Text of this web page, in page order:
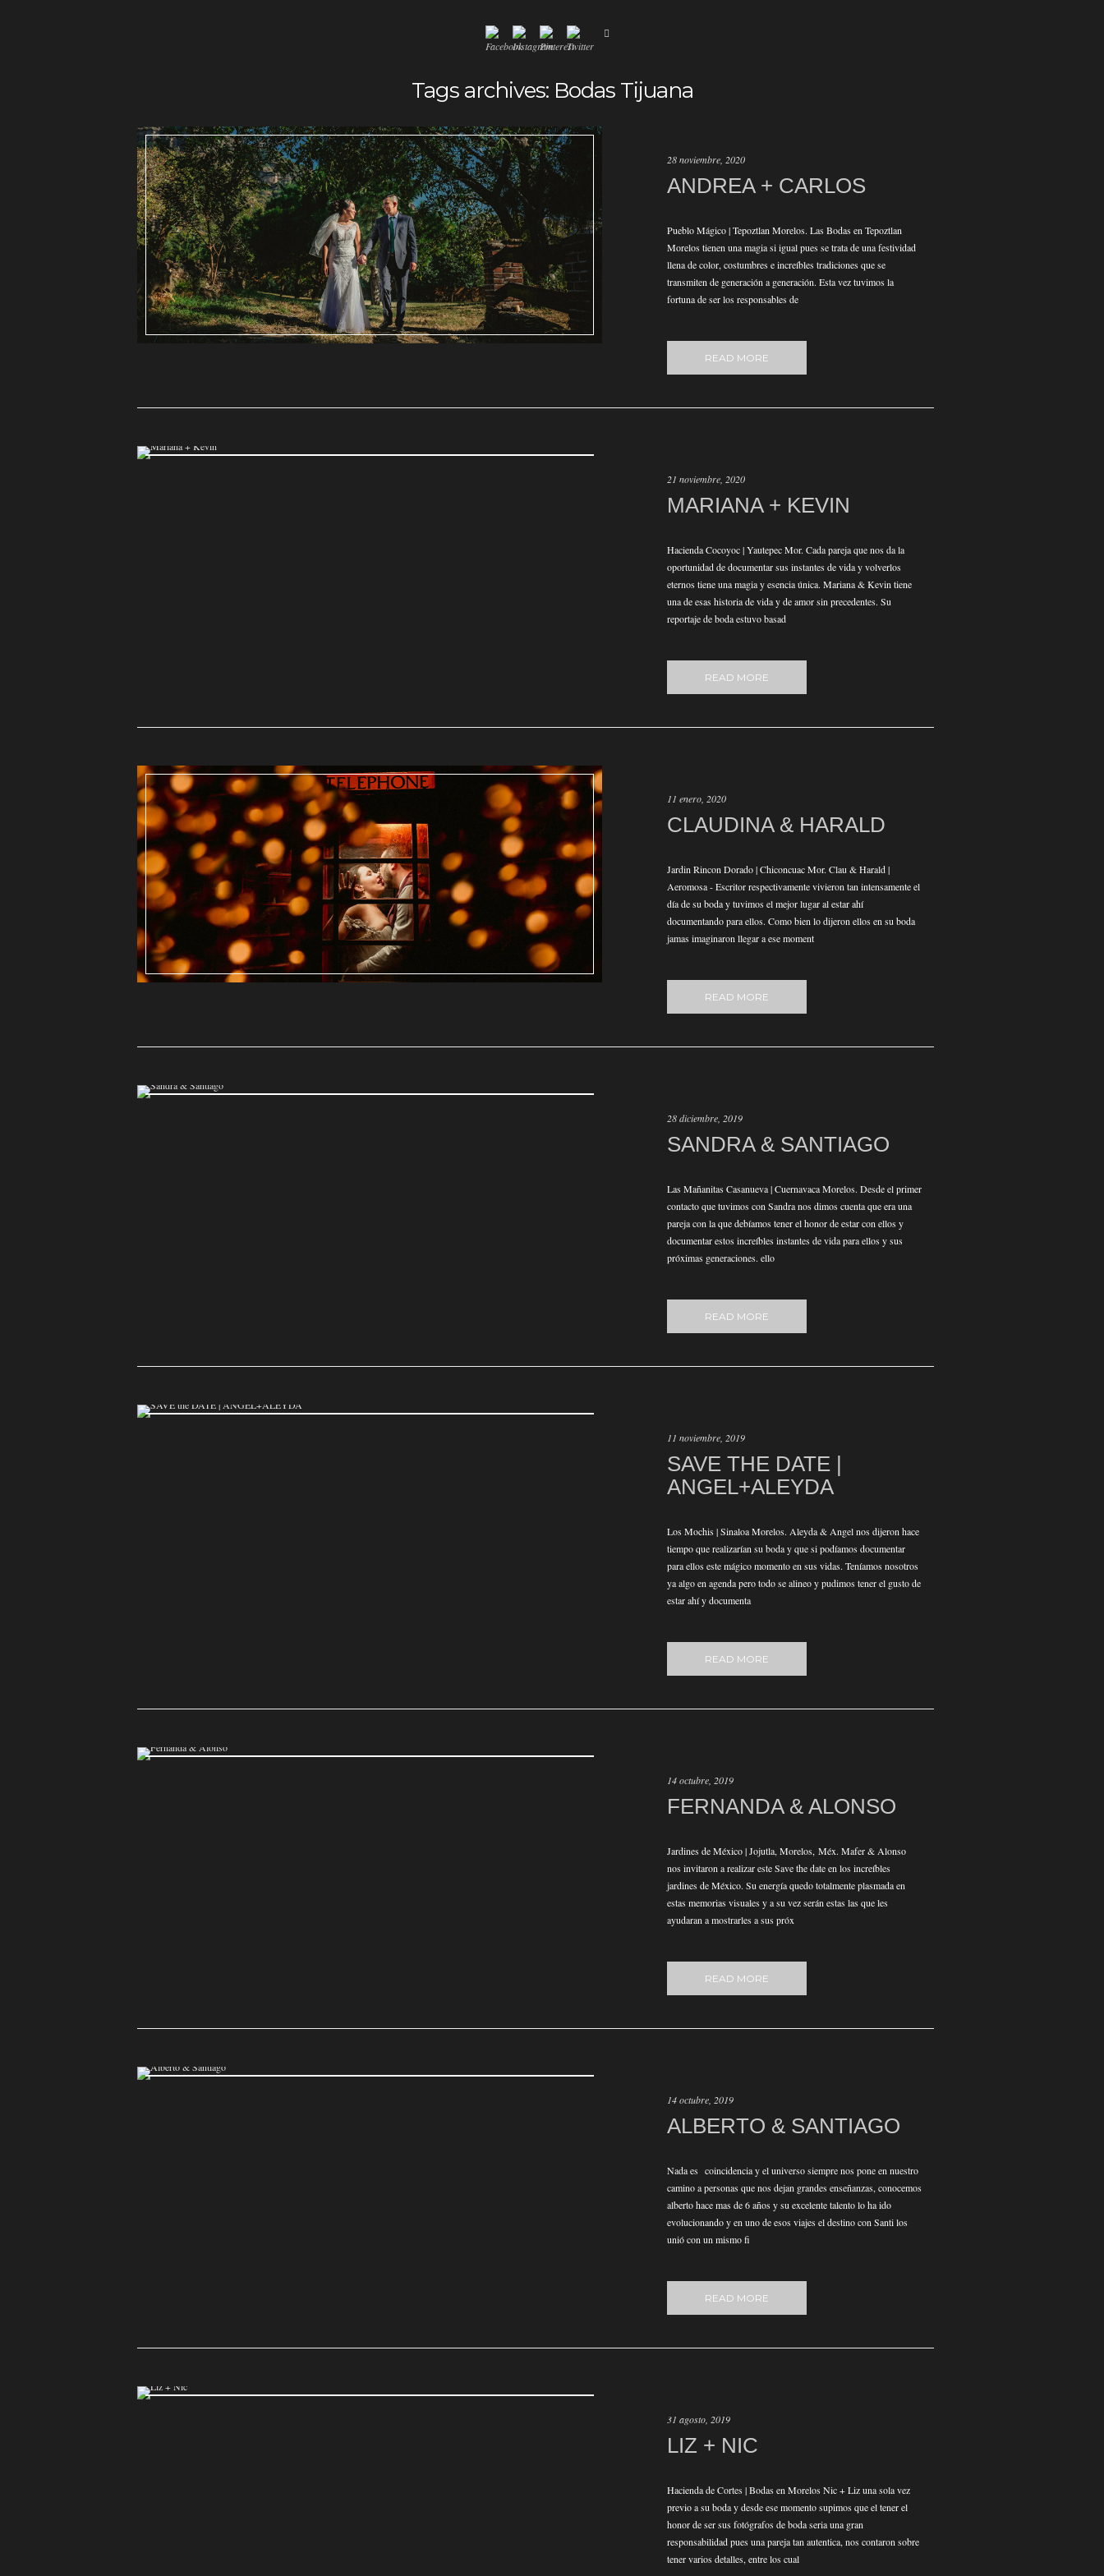
Tags archives: Bodas Tijuana
28 noviembre, 2020
ANDREA + CARLOS
Pueblo Mágico | Tepoztlan Morelos. Las Bodas en Tepoztlan
Morelos tienen una magia si igual pues se trata de una festividad
llena de color, costumbres e increíbles tradiciones que se
transmiten de generación a generación. Esta vez tuvimos la
fortuna de ser los responsables de
READ MORE
21 noviembre, 2020
MARIANA + KEVIN
Hacienda Cocoyoc | Yautepec Mor. Cada pareja que nos da la
oportunidad de documentar sus instantes de vida y volverlos
eternos tiene una magia y esencia única. Mariana & Kevin tiene
una de esas historia de vida y de amor sin precedentes. Su
reportaje de boda estuvo basad
READ MORE
11 enero, 2020
CLAUDINA & HARALD
Jardin Rincon Dorado | Chiconcuac Mor. Clau & Harald |
Aeromosa - Escritor respectivamente vivieron tan intensamente el
día de su boda y tuvimos el mejor lugar al estar ahí
documentando para ellos. Como bien lo dijeron ellos en su boda
jamas imaginaron llegar a ese moment
READ MORE
28 diciembre, 2019
SANDRA & SANTIAGO
Las Mañanitas Casanueva | Cuernavaca Morelos. Desde el primer
contacto que tuvimos con Sandra nos dimos cuenta que era una
pareja con la que debíamos tener el honor de estar con ellos y
documentar estos increíbles instantes de vida para ellos y sus
próximas generaciones. ello
READ MORE
11 noviembre, 2019
SAVE THE DATE |
ANGEL+ALEYDA
Los Mochis | Sinaloa Morelos. Aleyda & Angel nos dijeron hace
tiempo que realizarían su boda y que si podíamos documentar
para ellos este mágico momento en sus vidas. Teníamos nosotros
ya algo en agenda pero todo se alineo y pudimos tener el gusto de
estar ahí y documenta
READ MORE
14 octubre, 2019
FERNANDA & ALONSO
Jardines de México | Jojutla, Morelos, Méx. Mafer & Alonso
nos invitaron a realizar este Save the date en los increíbles
jardines de México. Su energía quedo totalmente plasmada en
estas memorias visuales y a su vez serán estas las que les
ayudaran a mostrarles a sus próx
READ MORE
14 octubre, 2019
ALBERTO & SANTIAGO
Nada es coincidencia y el universo siempre nos pone en nuestro
camino a personas que nos dejan grandes enseñanzas, conocemos
alberto hace mas de 6 años y su excelente talento lo ha ido
evolucionando y en uno de esos viajes el destino con Santi los
unió con un mismo fi
READ MORE
31 agosto, 2019
LIZ + NIC
Hacienda de Cortes | Bodas en Morelos Nic + Liz una sola vez
previo a su boda y desde ese momento supimos que el tener el
honor de ser sus fotógrafos de boda seria una gran
responsabilidad pues una pareja tan autentica, nos contaron sobre
tener varios detalles, entre los cual